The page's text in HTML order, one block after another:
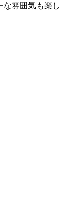
な雰囲気も楽し